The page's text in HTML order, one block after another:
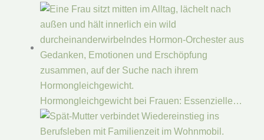
Hormongleichgewicht bei Frauen: Essenzielle…